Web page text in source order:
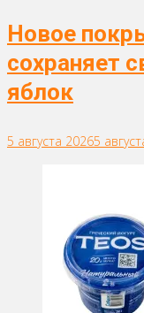
Новое
сохраняет
яблок
5 августа 20265